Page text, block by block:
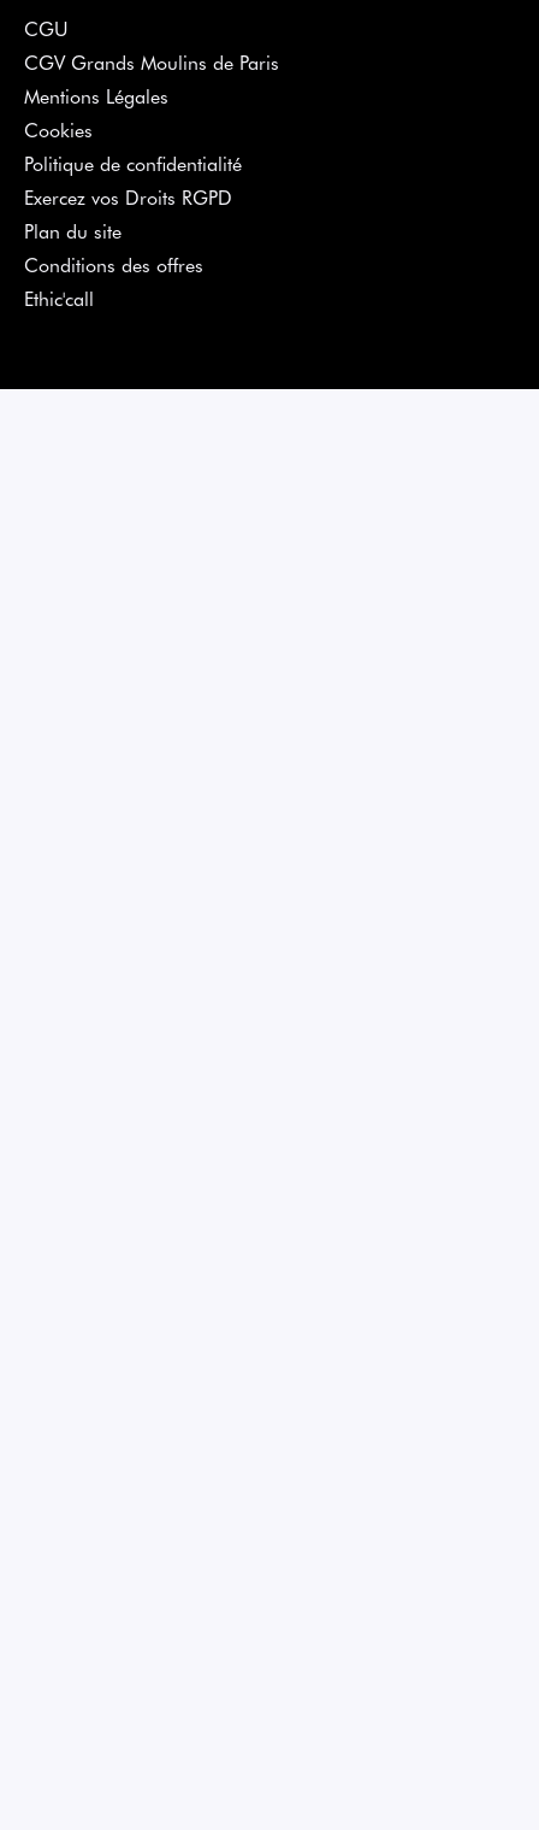
CGU
CGV Grands Moulins de Paris
Mentions Légales
Cookies
Politique de confidentialité
Exercez vos Droits RGPD
Plan du site
Conditions des offres
Ethic'call